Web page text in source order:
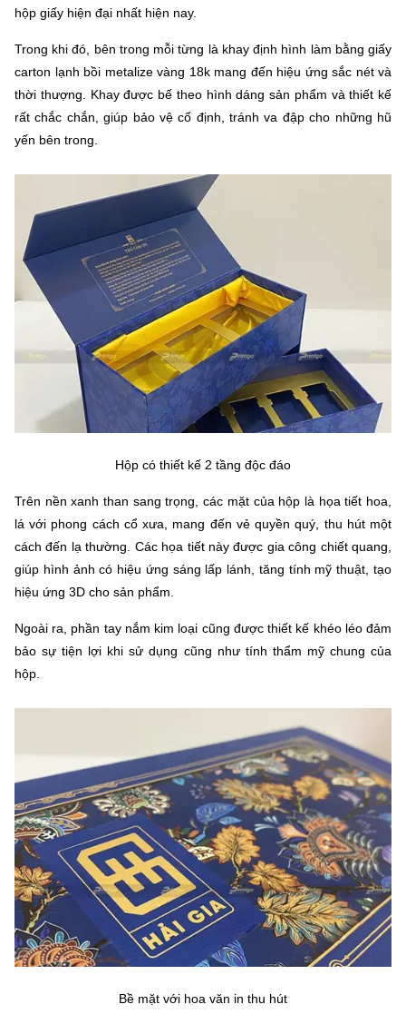
hộp giấy hiện đại nhất hiện nay.
Trong khi đó, bên trong mỗi từng là khay định hình làm bằng giấy
carton lạnh bồi metalize vàng 18k mang đến hiệu ứng sắc nét và
thời thượng. Khay được bế theo hình dáng sản phẩm và thiết kế
rất chắc chắn, giúp bảo vệ cố định, tránh va đập cho những hũ
yến bên trong.
Hộp có thiết kế 2 tầng độc đáo
Trên nền xanh than sang trọng, các mặt của hộp là họa tiết hoa,
lá với phong cách cổ xưa, mang đến vẻ quyền quý, thu hút một
cách đến lạ thường. Các họa tiết này được gia công chiết quang,
giúp hình ảnh có hiệu ứng sáng lấp lánh, tăng tính mỹ thuật, tạo
hiệu ứng 3D cho sản phẩm.
Ngoài ra, phần tay nắm kim loại cũng được thiết kế khéo léo đảm
bảo sự tiện lợi khi sử dụng cũng như tính thẩm mỹ chung của
hộp.
Bề mặt với hoa văn in thu hút